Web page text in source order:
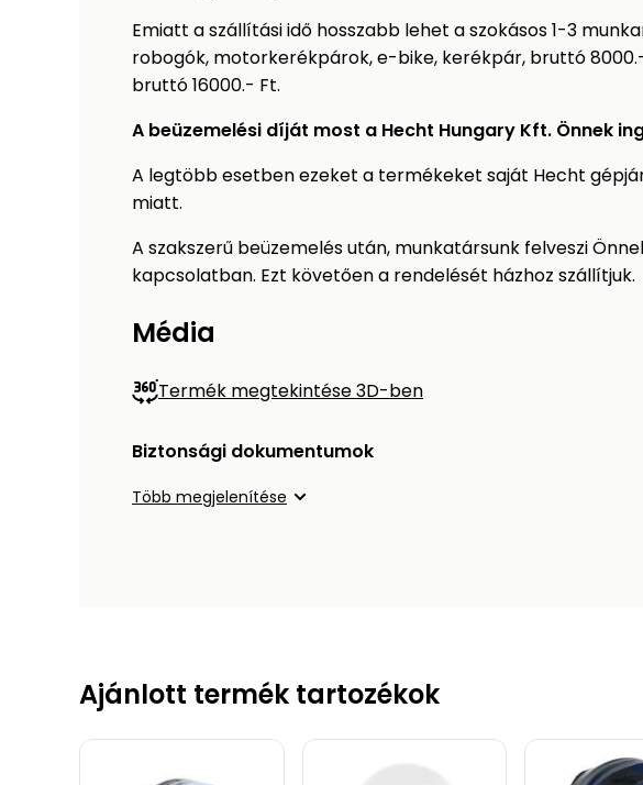
Emiatt a szállítási idő hosszabb lehet a szokásos 1-3
robogók, motorkerékpárok, e-bike, kerékpár, bruttó
bruttó 16000.- Ft.
A beüzemelési díját most a Hecht Hungary Kft. Önnek
A legtöbb esetben ezeket a termékeket saját Hecht
miatt.
A szakszerű beüzemelés után, munkatársunk felveszi
kapcsolatban. Ezt követően a rendelését házhoz szállítjuk.
Média
Termék megtekintése 3D-ben
Biztonsági dokumentumok
Több megjelenítése
Ajánlott termék tartozékok